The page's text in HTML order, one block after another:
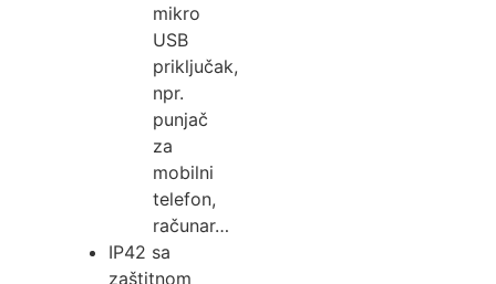
mikro
USB
priključak,
npr.
punjač
za
mobilni
telefon,
računar…
IP42 sa
zaštitnom